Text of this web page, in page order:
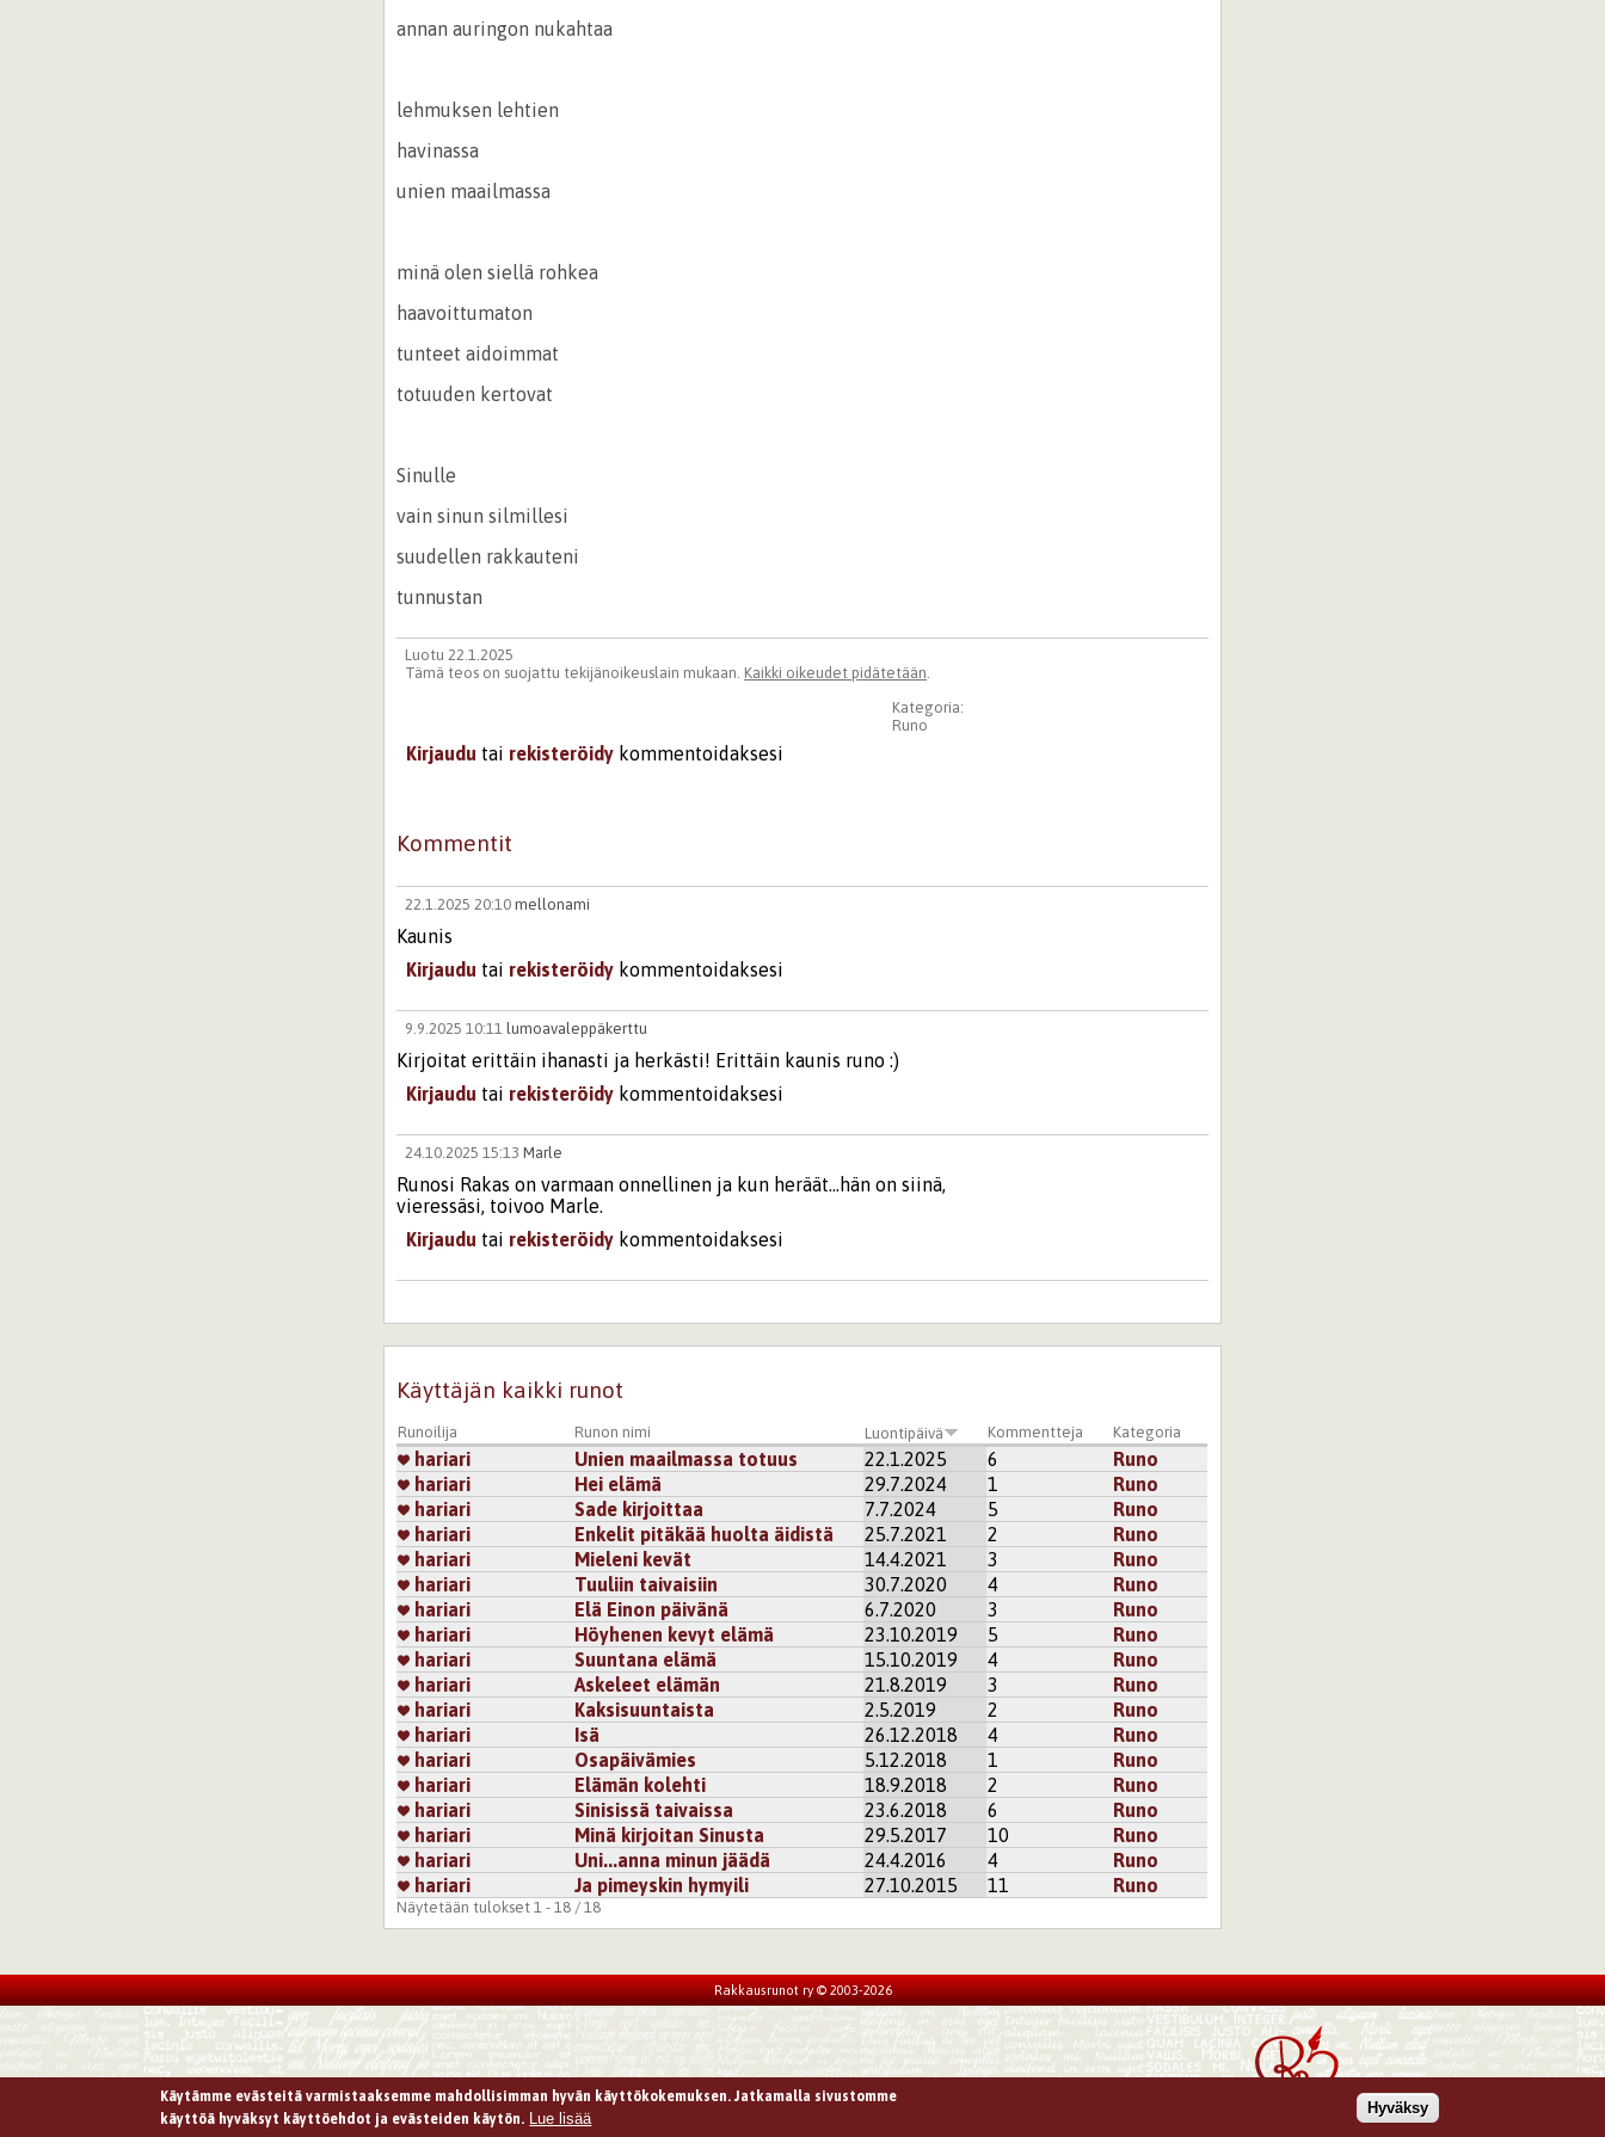
annan auringon nukahtaa
lehmuksen lehtien
havinassa
unien maailmassa
minä olen siellä rohkea
haavoittumaton
tunteet aidoimmat
totuuden kertovat
Sinulle
vain sinun silmillesi
suudellen rakkauteni
tunnustan
Luotu 22.1.2025
Tämä teos on suojattu tekijänoikeuslain mukaan. Kaikki oikeudet pidätetään.
Kategoria:
Runo
Kirjaudu tai rekisteröidy kommentoidaksesi
Kommentit
22.1.2025 20:10 mellonami
Kaunis
Kirjaudu tai rekisteröidy kommentoidaksesi
9.9.2025 10:11 lumoavaleppäkerttu
Kirjoitat erittäin ihanasti ja herkästi! Erittäin kaunis runo :)
Kirjaudu tai rekisteröidy kommentoidaksesi
24.10.2025 15:13 Marle
Runosi Rakas on varmaan onnellinen ja kun heräät...hän on siinä,
vieressäsi, toivoo Marle.
Kirjaudu tai rekisteröidy kommentoidaksesi
Mukavan pehmeästi keinuttelee runosi.
10.3.2026 14:00
Ihana unen omainen rakkaus. Kaunista.
Kirjaudu rekisteröidykommentoidaksesi
25.5.2026 14:12kottarainen
Herkkää!
Kirjaudu
rekisteröidykommentoidaksesi
Käyttäjän kaikki runot
Runoilija Runon nimi Luontipäivä Kommentteja Kategoria
hariari Unien maailmassa totuus 22.1.2025 6
Runo
hariari
Hei elämä 29.7.2024 1
Runo
hariari
Sade kirjoittaa 7.7.2024 5
Runo
hariari
Enkelit pitäkää huolta äidistä 25.7.2021 2
Runo
hariari
Mieleni kevät 14.4.2021 3
Runo
hariari
Tuuliin taivaisiin 30.7.2020 4
Runo
hariari
Elä Einon päivänä 6.7.2020 3
Runo
hariari
Höyhenen kevyt elämä 23.10.2019 5
Runo
hariari
Suuntana elämä 15.10.2019 4
Runo
hariari
Askeleet elämän 21.8.2019 3
Runo
hariari
Kaksisuuntaista 2.5.2019 2
Runo
hariari
Isä 26.12.2018 4
Runo
hariari
Osapäivämies 5.12.2018 1
Runo
hariari
Elämän kolehti 18.9.2018 2
Runo
hariari
Sinisissä taivaissa 23.6.2018 6
Runo
hariari
Minä kirjoitan Sinusta 29.5.2017 10
Runo
hariari
Uni...anna minun jäädä 24.4.2016 4
Runo
hariari
Ja pimeyskin hymyili 27.10.2015 11 Runo
Näytetään tulokset 1 - 18 / 18
Rakkausrunot ry © 2003-2026
Käytämme evästeitä varmistaaksemme mahdollisimman hyvän käyttökokemuksen. Jatkamalla sivustomme
käyttöä hyväksyt käyttöehdot ja evästeiden käytön. Lue lisää
Hyväksy